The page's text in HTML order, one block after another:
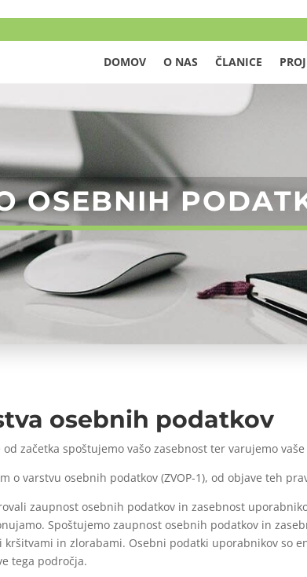
DOMOV O NAS ČLANICE
OSEBNIH
osebnih podatkov
začetka spoštujemo vašo zasebnost ter varujemo
o varstvu osebnih podatkov (ZVOP-1), od objave teh
zaupnost osebnih podatkov in zasebnost
Spoštujemo zaupnost osebnih podatkov in
in zlorabami. Osebni podatki uporabnikov so
tega področja.